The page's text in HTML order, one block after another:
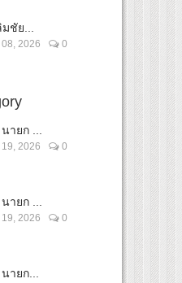
ชัย...
2026 0
ายก ...
2026 0
ายก ...
2026 0
ายก...